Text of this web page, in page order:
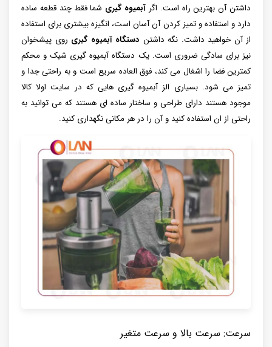
داشتن آن بهترین راه است. اگر آبمیوه گیری شما فقط چند قطعه ساده
دارد و استفاده و تمیز کردن آن آسان است، انگیزه بیشتری برای استفاده
از آن خواهید داشت. نگه داشتن دستگاه آبمیوه گیری روی پیشخوان
نیز برای سادگی ضروری است. یک دستگاه آبمیوه گیری شیک و محکم
کمترین فضا را اشغال می کند، فوق العاده سریع است و به راحتی جدا و
تمیز می شود. بسیاری الز آبمیوه گیری هایی که در سایت اولا کالا
موجود هستند دارای طراحی و ساختار ساده ای هستند که می توانید به
راحتی از ان استفاده کنید و آن را در هر مکانی نگهداری کنید.
سرعت: سرعت بالا و سرعت متغیر